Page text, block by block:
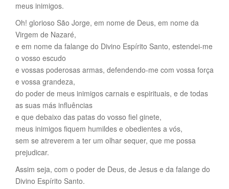
meus inimigos.
Oh! glorioso São Jorge, em nome de Deus, em nome da
Virgem de Nazaré,
e em nome da falange do Divino Espírito Santo, estendei-me
o vosso escudo
e vossas poderosas armas, defendendo-me com vossa força
e vossa grandeza,
do poder de meus inimigos carnais e espirituais, e de todas
as suas más influências
e que debaixo das patas do vosso fiel ginete,
meus inimigos fiquem humildes e obedientes a vós,
sem se atreverem a ter um olhar sequer, que me possa
prejudicar.
Assim seja, com o poder de Deus, de Jesus e da falange do
Divino Espírito Santo.